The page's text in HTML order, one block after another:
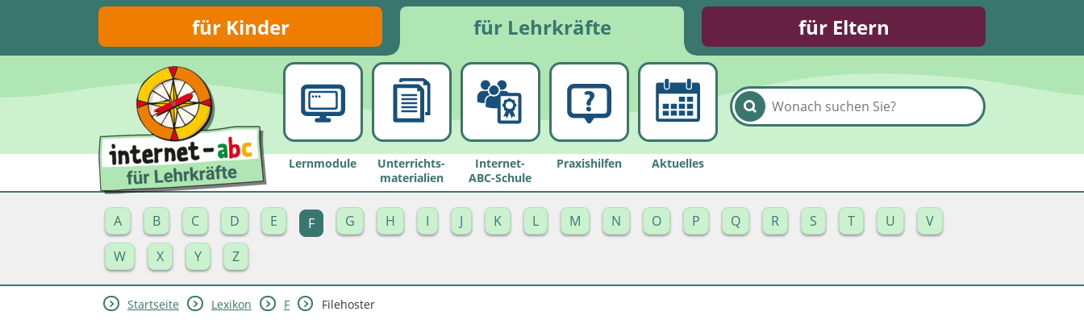
für Kinder für Lehrkräfte für Eltern
Lernmodule
Unterrichts­
materialien
Internet-
ABC-Schule
Praxishilfen Aktuelles
A B C D E F G H I J K L M N O P Q R S T U
V
W
X Y Z
Startseite Lexikon F Filehoster